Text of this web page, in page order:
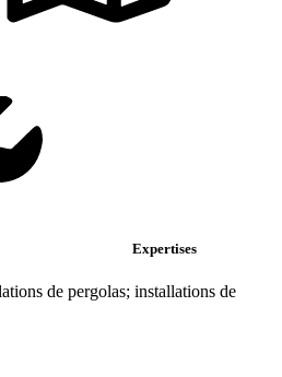
Expertises
de pergolas; installations de